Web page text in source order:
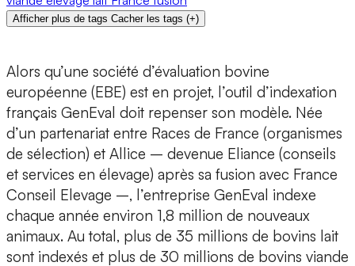
Afficher plus de tags Cacher les tags (+)
Alors qu’une société d’évaluation bovine
européenne (EBE) est en projet, l’outil d’indexation
français GenEval doit repenser son modèle. Née
d’un partenariat entre Races de France (organismes
de sélection) et Allice – devenue Eliance (conseils
et services en élevage) après sa fusion avec France
Conseil Elevage –, l’entreprise GenEval indexe
chaque année environ 1,8 million de nouveaux
animaux. Au total, plus de 35 millions de bovins lait
sont indexés et plus de 30 millions de bovins viande